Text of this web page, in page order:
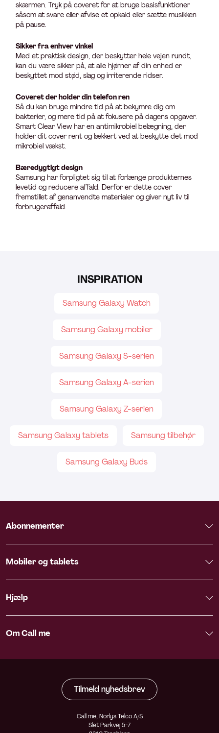
skærmen. Tryk på coveret for at bruge basisfunktioner
såsom at svare eller afvise et opkald eller sætte musikken
på pause.
Sikker fra enhver vinkel
Med et praktisk design, der beskytter hele vejen rundt,
kan du være sikker på, at alle hjørner af din enhed er
beskyttet mod stød, slag og irriterende ridser.
Coveret der holder din telefon ren
Så du kan bruge mindre tid på at bekymre dig om
bakterier, og mere tid på at fokusere på dagens opgaver.
Smart Clear View har en antimikrobiel belægning, der
holder dit cover rent og lækkert ved at beskytte det mod
mikrobiel vækst.
Bæredygtigt design
Samsung har forpligtet sig til at forlænge produkternes
levetid og reducere affald. Derfor er dette cover
fremstillet af genanvendte materialer og giver nyt liv til
forbrugeraffald.
INSPIRATION
Samsung Galaxy Watch
Samsung Galaxy mobiler
Samsung Galaxy S-serien
Samsung Galaxy A-serien
Samsung Galaxy Z-serien
Samsung Galaxy tablets Samsung tilbehør
Samsung Galaxy Buds
Abonnementer
Mobiler og tablets
Hjælp
Om Call me
Tilmeld nyhedsbrev
Call me, Norlys Telco A/S
Slet Parkvej 5-7